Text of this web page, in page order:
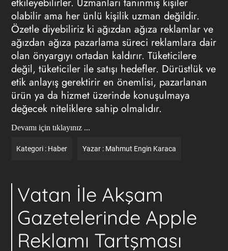
olabilir ama her ünlü kişilik uzman değildir.
Özetle diyebiliriz ki ağızdan ağıza reklamlar ve
ağızdan ağıza pazarlama süreci reklamlara dair
olan önyargıyı ortadan kaldırır. Tüketicilere
değil, tüketiciler ile satışı hedefler. Dürüstlük ve
etik anlayış gerektirir en önemlisi, pazarlanan
ürün ya da hizmet üzerinde konuşulmaya
değecek niteliklere sahip olmalıdır.
Devamı için tıklayınız ...
Kategori : Haber Yazar : Mahmut Engin Karaca
Vatan İle Akşam
Gazetelerinde Apple
Reklamı Tartşması